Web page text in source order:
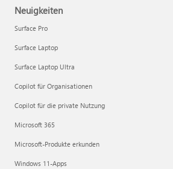
Neuigkeiten
Surface Pro
Surface Laptop
Surface Laptop Ultra
Copilot für Organisationen
Copilot für die private Nutzung
Microsoft 365
Microsoft-Produkte erkunden
Windows 11-Apps